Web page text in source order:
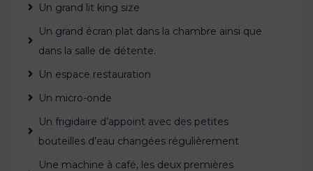
Un grand lit king size
Un grand écran plat dans la chambre ainsi que
dans la salle de détente.
Un espace restauration
Un micro-onde
Un frigidaire d’appoint avec des petites
bouteilles d’eau changées régulièrement
Une machine à café, les deux premières